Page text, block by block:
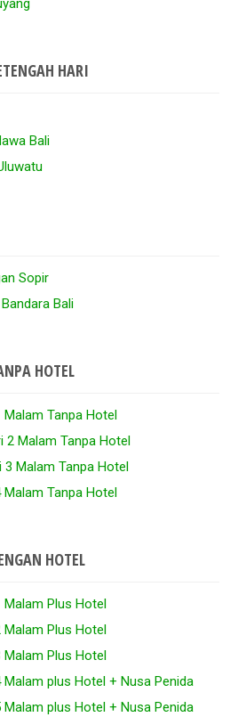
HARI
Bali
Sopir
Bali
HOTEL
Malam Tanpa Hotel
2 Malam Tanpa Hotel
3 Malam Tanpa Hotel
Malam Tanpa Hotel
HOTEL
Malam Plus Hotel
Malam Plus Hotel
Malam Plus Hotel
Malam plus Hotel + Nusa Penida
Malam plus Hotel + Nusa Penida